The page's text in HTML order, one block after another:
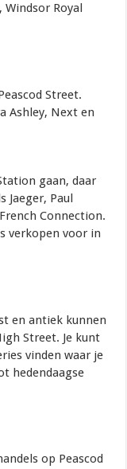
Royal
Street.
Ashley, Next en
gaan, daar
Paul
Connection.
verkopen voor in
en antiek kunnen
Street. Je kunt
vinden waar je
hedendaagse
op Peascod